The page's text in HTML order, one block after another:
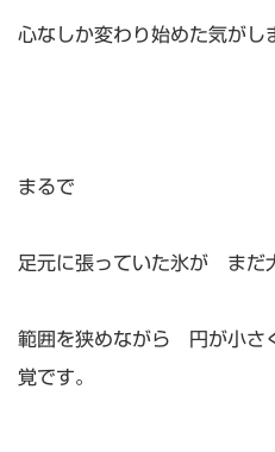
心なしか変わり始めた気がし
まるで
足元に張っていた氷が まだ
範囲を狭めながら 円が小さ
覚です。